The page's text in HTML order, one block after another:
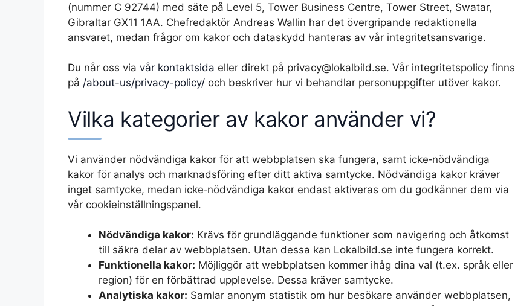
(nummer C 92744) med säte på Level 5, Tower Business Centre, Tower Street, Swatar,
Gibraltar GX11 1AA. Chefredaktör Andreas Wallin har det övergripande redaktionella
ansvaret, medan frågor om kakor och dataskydd hanteras av vår integritetsansvarige.
Du når oss via vår kontaktsida eller direkt på privacy@lokalbild.se. Vår integritetspolicy finns
på /about-us/privacy-policy/ och beskriver hur vi behandlar personuppgifter utöver kakor.
Vilka kategorier av kakor använder vi?
Vi använder nödvändiga kakor för att webbplatsen ska fungera, samt icke‑nödvändiga
kakor för analys och marknadsföring efter ditt aktiva samtycke. Nödvändiga kakor kräver
inget samtycke, medan icke‑nödvändiga kakor endast aktiveras om du godkänner dem via
vår cookieinställningspanel.
Nödvändiga kakor: Krävs för grundläggande funktioner som navigering och åtkomst
till säkra delar av webbplatsen. Utan dessa kan Lokalbild.se inte fungera korrekt.
Funktionella kakor: Möjliggör att webbplatsen kommer ihåg dina val (t.ex. språk eller
region) för en förbättrad upplevelse. Dessa kräver samtycke.
Analytiska kakor: Samlar anonym statistik om hur besökare använder webbplatsen,